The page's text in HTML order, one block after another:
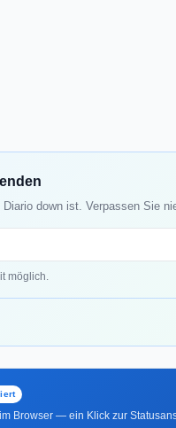
down ist. Verpassen Sie
möglich.
Browser — ein Klick zur